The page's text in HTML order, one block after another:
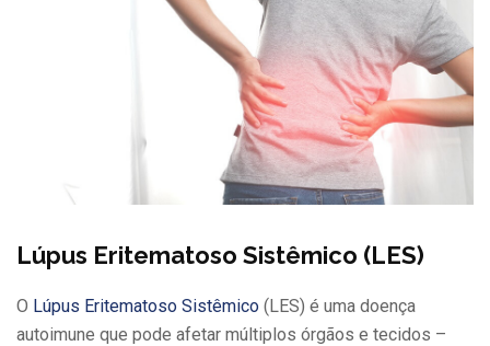
Lúpus Eritematoso Sistêmico (LES)
O Lúpus Eritematoso Sistêmico (LES) é uma doença
autoimune que pode afetar múltiplos órgãos e tecidos –